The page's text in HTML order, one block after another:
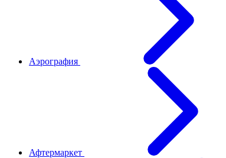
Аэрография
Афтермаркет